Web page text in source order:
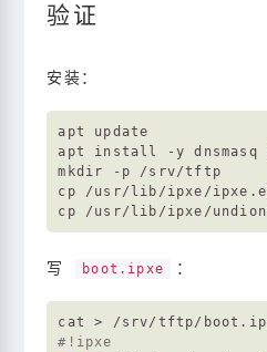
验证
安装：
apt update
apt install -y dnsmasq
mkdir -p /srv/tftp
cp /usr/lib/ipxe/
写 boot.ipxe ：
cat > /srv/tftp/
#!ipxe